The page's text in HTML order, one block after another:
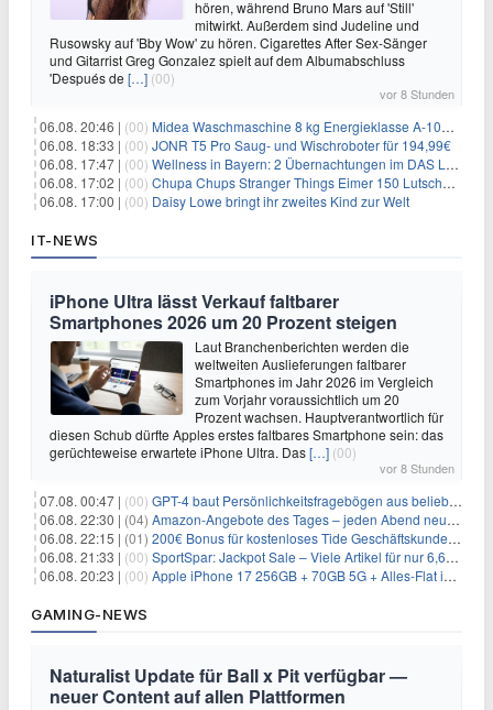
hören, während Bruno Mars auf 'Still'
mitwirkt. Außerdem sind Judeline und
Rusowsky auf 'Bby Wow' zu hören. Cigarettes After Sex-Sänger
und Gitarrist Greg Gonzalez spielt auf dem Albumabschluss
'Después de […] (00)
vor 8 Stunden
06.08. 20:46 | (00) Midea Waschmaschine 8 kg Energieklasse A-10% 1400 U/Min für 289,97€
06.08. 18:33 | (00) JONR T5 Pro Saug- und Wischroboter für 194,99€
06.08. 17:47 | (00) Wellness in Bayern: 2 Übernachtungen im DAS LUDWIG Sports Resort inkl. HP + Wellness ab 174€ p.P.
06.08. 17:02 | (00) Chupa Chups Stranger Things Eimer 150 Lutscher für 21,95€
06.08. 17:00 | (00) Daisy Lowe bringt ihr zweites Kind zur Welt
IT-NEWS
iPhone Ultra lässt Verkauf faltbarer
Smartphones 2026 um 20 Prozent steigen
Laut Branchenberichten werden die
weltweiten Auslieferungen faltbarer
Smartphones im Jahr 2026 im Vergleich
zum Vorjahr voraussichtlich um 20
Prozent wachsen. Hauptverantwortlich für
diesen Schub dürfte Apples erstes faltbares Smartphone sein: das
gerüchteweise erwartete iPhone Ultra. Das[…] (00)
vor 8 Stunden
07.08. 00:47 | (00) GPT-4 baut Persönlichkeitsfragebögen aus beliebigen Texten und sagt Antworten voraus
06.08. 22:30 | (04) Amazon-Angebote des Tages – jeden Abend neue Deals zum Stöbern
06.08. 22:15 | (01) 200€ Bonus für kostenloses Tide Geschäftskundenkonto
06.08. 21:33 | (00) SportSpar: Jackpot Sale – Viele Artikel für nur 6,66€ – nur 48 Stunden
06.08. 20:23 | (00) Apple iPhone 17 256GB + 70GB 5G + Alles-Flat im Vodafone-Netz für 34,99€/Monat – eff. 4,65€/Monat
GAMING-NEWS
Naturalist Update für Ball x Pit verfügbar —
neuer Content auf allen Plattformen